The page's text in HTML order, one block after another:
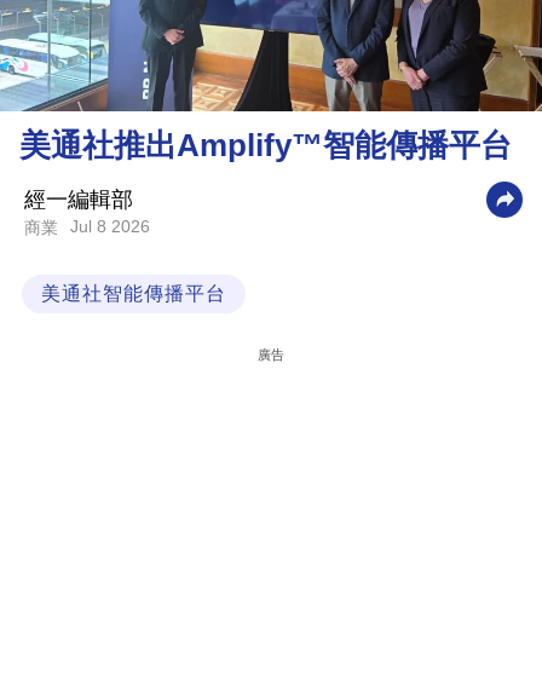
樓
市
理
財
技
美通社推出Amplify™智能傳播平台
經一編輯部
商業 Jul 8 2026
美通社智能傳播平台
廣告